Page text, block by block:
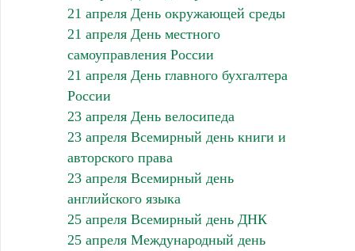
21 апреля День окружающей среды
21 апреля День местного
самоуправления России
21 апреля День главного бухгалтера
России
23 апреля День велосипеда
23 апреля Всемирный день книги и
авторского права
23 апреля Всемирный день
английского языка
25 апреля Всемирный день ДНК
25 апреля Международный день